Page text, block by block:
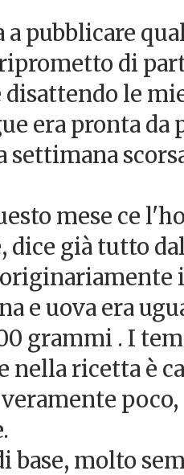
a pubblicare
di
le
era pronta da
mese ce
dice già tutto
e uova era
grammi . I
nella ricetta è
base, molto